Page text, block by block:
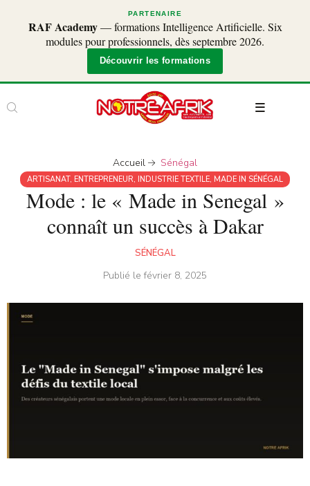
PARTENAIRE
RAF Academy— formations Intelligence Artificielle. Six
modules pour professionnels, dès septembre 2026.
Découvrir les formations
Accueil Sénégal
ARTISANAT, ENTREPRENEUR, INDUSTRIE TEXTILE, MADE IN SÉNÉGAL
Mode : le « Made in Senegal »
connaît un succès à Dakar
SÉNÉGAL
Publié lefévrier 8, 2025